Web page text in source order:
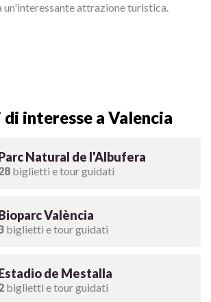
un'interessante attrazione turistica.
interesse a Valencia
Natural de l'Albufera
biglietti e tour guidati
València
biglietti e tour guidati
de Mestalla
biglietti e tour guidati